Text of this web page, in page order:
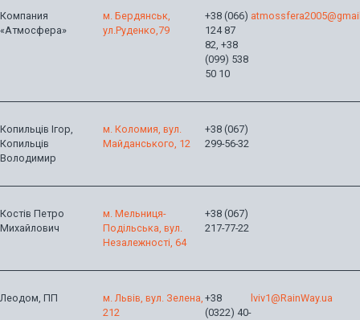
Компания
«Атмосфера»
м. Бердянськ,
ул.Руденко,79
+38 (066)
124 87
82, +38
(099) 538
50 10
Копильців Ігор,
Копильців
Володимир
м. Коломия, вул.
Майданського, 12
+38 (067)
299-56-32
Костів Петро
Михайлович
м. Мельниця-
Подільська, вул.
Незалежності, 64
+38 (067)
217-77-22
Леодом, ПП
м. Львів, вул. Зелена,
212
+38
(0322) 40-
lviv1@RainWay.ua